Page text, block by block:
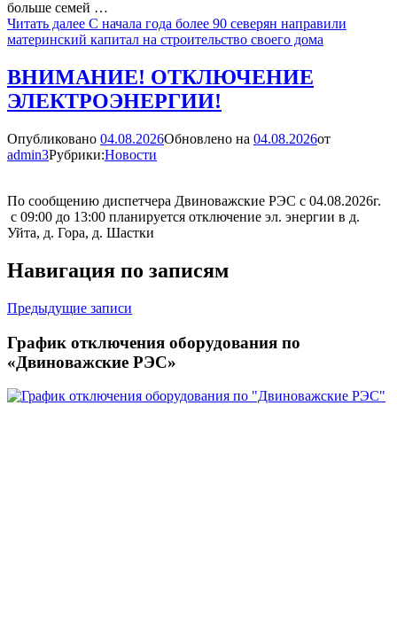
больше семей …
Читать далее С начала года более 90 северян направили
материнский капитал на строительство своего дома
ВНИМАНИЕ! ОТКЛЮЧЕНИЕ
ЭЛЕКТРОЭНЕРГИИ!
Опубликовано 04.08.2026Обновлено на 04.08.2026от
admin3Рубрики:Новости
По сообщению диспетчера Двиноважские РЭС с 04.08.2026г.
с 09:00 до 13:00 планируется отключение эл. энергии в д.
Уйта, д. Гора, д. Шастки
Навигация по записям
Предыдущие записи
График отключения оборудования по
«Двиноважские РЭС»